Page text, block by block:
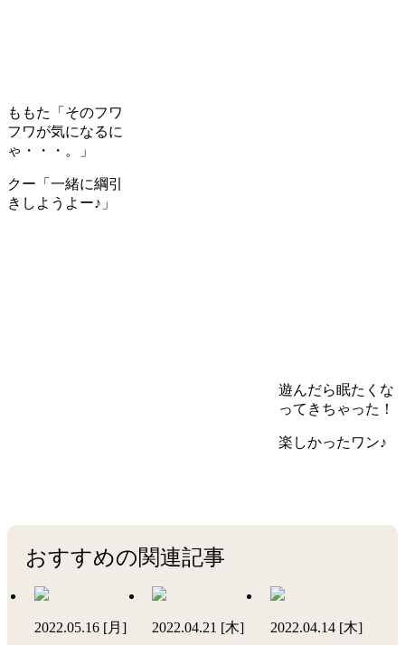
ももた「そのフワ
フワが気になるに
ゃ・・・。」
クー「一緒に綱引
きしようよー♪」
遊んだら眠たくな
ってきちゃった！
楽しかったワン♪
おすすめの関連記事
2022.05.16 [月] 2022.04.21 [木] 2022.04.14 [木]